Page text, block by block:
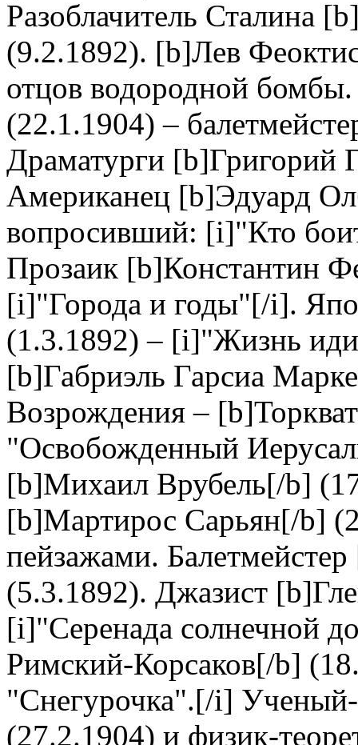
Разоблачитель Сталина
(9.2.1892). [b]Лев
отцов водородной
(22.1.1904) –
Драматурги [b]Григорий
Американец [b]Эдуард
вопросивший: [i]"Кто
Прозаик [b]Константин
[i]"Города и годы"[/i].
(1.3.1892) – [i]"Жизнь
[b]Габриэль Гарсиа
Возрождения –
"Освобожденный
[b]Михаил Врубель[/b]
[b]Мартирос Сарьян[/b]
пейзажами.
(5.3.1892). Джазист
[i]"Серенада солнечной
Римский-Корсаков[/b]
"Снегурочка".[/i]
(27.2.1904) и физик-